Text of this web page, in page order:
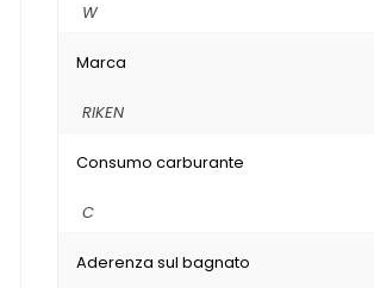
W
Marca
RIKEN
Consumo carburante
C
Aderenza sul bagnato